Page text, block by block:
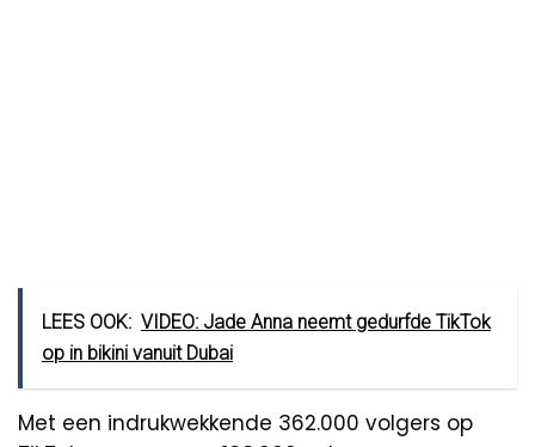
LEES OOK: VIDEO: Jade Anna neemt gedurfde TikTok
op in bikini vanuit Dubai
Met een indrukwekkende 362.000 volgers op